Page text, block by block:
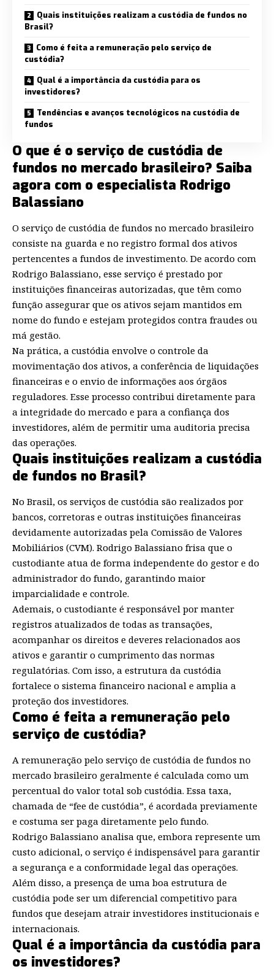
Quais instituições realizam a custódia de fundos no
Brasil?
Como é feita a remuneração pelo serviço de
custódia?
Qual é a importância da custódia para os
investidores?
Tendências e avanços tecnológicos na custódia de
fundos
O que é o serviço de custódia de
fundos no mercado brasileiro? Saiba
agora com o especialista Rodrigo
Balassiano
O serviço de custódia de fundos no mercado brasileiro
consiste na guarda e no registro formal dos ativos
pertencentes a fundos de investimento. De acordo com
Rodrigo Balassiano, esse serviço é prestado por
instituições financeiras autorizadas, que têm como
função assegurar que os ativos sejam mantidos em
nome do fundo e estejam protegidos contra fraudes ou
má gestão.
Na prática, a custódia envolve o controle da
movimentação dos ativos, a conferência de liquidações
financeiras e o envio de informações aos órgãos
reguladores. Esse processo contribui diretamente para
a integridade do mercado e para a confiança dos
investidores, além de permitir uma auditoria precisa
das operações.
Quais instituições realizam a custódia
de fundos no Brasil?
No Brasil, os serviços de custódia são realizados por
bancos, corretoras e outras instituições financeiras
devidamente autorizadas pela Comissão de Valores
Mobiliários (CVM). Rodrigo Balassiano frisa que o
custodiante atua de forma independente do gestor e do
administrador do fundo, garantindo maior
imparcialidade e controle.
Ademais, o custodiante é responsável por manter
registros atualizados de todas as transações,
acompanhar os direitos e deveres relacionados aos
ativos e garantir o cumprimento das normas
regulatórias. Com isso, a estrutura da custódia
fortalece o sistema financeiro nacional e amplia a
proteção dos investidores.
Como é feita a remuneração pelo
serviço de custódia?
A remuneração pelo serviço de custódia de fundos no
mercado brasileiro geralmente é calculada como um
percentual do valor total sob custódia. Essa taxa,
chamada de “fee de custódia”, é acordada previamente
e costuma ser paga diretamente pelo fundo.
Rodrigo Balassiano analisa que, embora represente um
custo adicional, o serviço é indispensável para garantir
a segurança e a conformidade legal das operações.
Além disso, a presença de uma boa estrutura de
custódia pode ser um diferencial competitivo para
fundos que desejam atrair investidores institucionais e
internacionais.
Qual é a importância da custódia para
os investidores?